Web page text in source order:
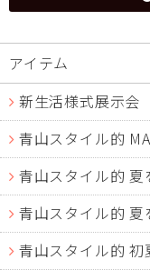
アイテム
新生活様式展示
青山スタイル的
青山スタイル的
青山スタイル的
青山スタイル的